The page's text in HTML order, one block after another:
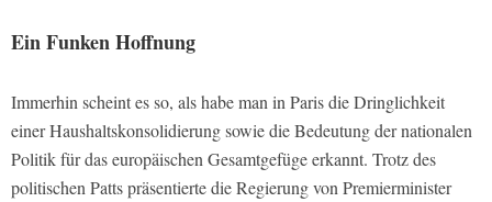
Ein Funken Hoffnung
Immerhin scheint es so, als habe man in Paris die Dringlichkeit
einer Haushaltskonsolidierung sowie die Bedeutung der nationalen
Politik für das europäischen Gesamtgefüge erkannt. Trotz des
politischen Patts präsentierte die Regierung von Premierminister